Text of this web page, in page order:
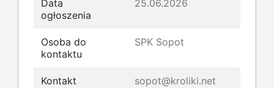
Data
ogłoszenia
25.06.2026
Osoba do
kontaktu
SPK Sopot
Kontakt sopot@kroliki.net